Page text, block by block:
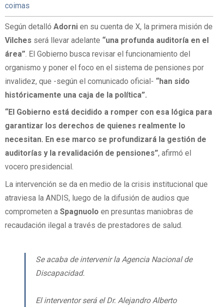
coimas
Según detalló Adorni en su cuenta de X, la primera misión de
Vilches será llevar adelante “una profunda auditoría en el
área”. El Gobierno busca revisar el funcionamiento del
organismo y poner el foco en el sistema de pensiones por
invalidez, que -según el comunicado oficial- “han sido
históricamente una caja de la política”.
“El Gobierno está decidido a romper con esa lógica para
garantizar los derechos de quienes realmente lo
necesitan. En ese marco se profundizará la gestión de
auditorías y la revalidación de pensiones”, afirmó el
vocero presidencial.
La intervención se da en medio de la crisis institucional que
atraviesa la ANDIS, luego de la difusión de audios que
comprometen a Spagnuolo en presuntas maniobras de
recaudación ilegal a través de prestadores de salud.
Se acaba de intervenir la Agencia Nacional de
Discapacidad.
El interventor será el Dr. Alejandro Alberto